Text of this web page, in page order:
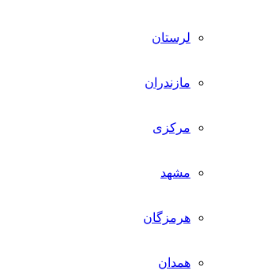
لرستان
مازندران
مرکزی
مشهد
هرمزگان
همدان